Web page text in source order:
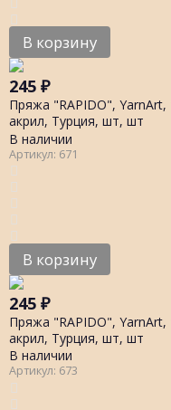
В корзину
245 ₽
Пряжа "RAPIDO",
акрил, Турция, шт, шт
В наличии
Артикул: 671
В корзину
245 ₽
Пряжа "RAPIDO",
акрил, Турция, шт, шт
В наличии
Артикул: 673